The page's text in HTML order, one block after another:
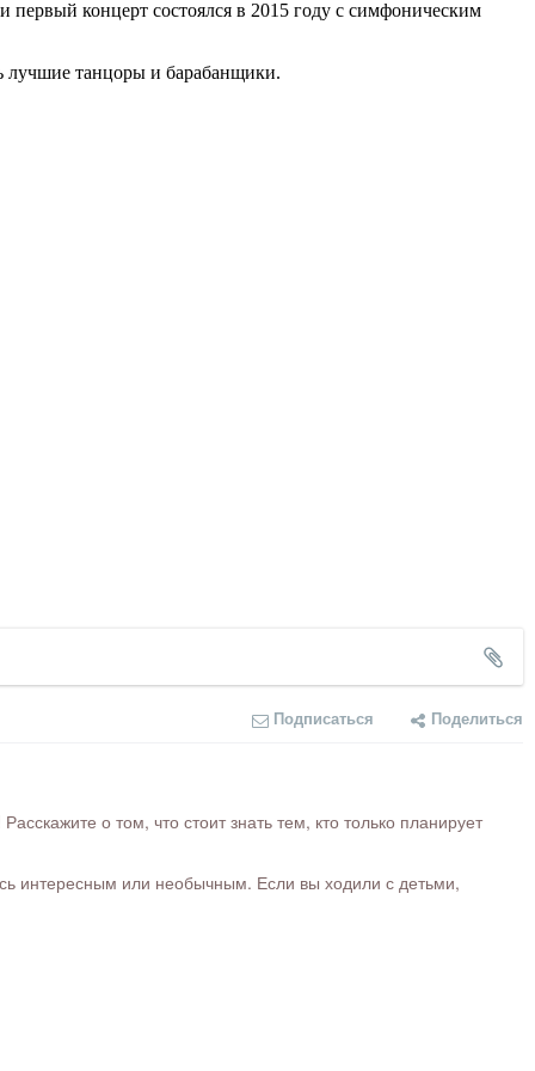
концерт состоялся в 2015 году с симфоническим
лучшие танцоры и барабанщики.
Подписаться Поделиться
о том, что стоит знать тем, кто только планирует
интересным или необычным. Если вы ходили с детьми,